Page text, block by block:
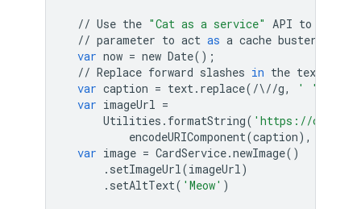
// Use the "Cat as a service" API to
// parameter to act as a cache buster
var now = new Date();
// Replace forward slashes in the text
var caption = text. replace( /\//g, ' '
var imageUrl =
Utilities . formatString( 'https://
encodeURIComponent(caption),
var image = CardService.newImage()
. setImageUrl(imageUrl)
. setAltText( 'Meow' )